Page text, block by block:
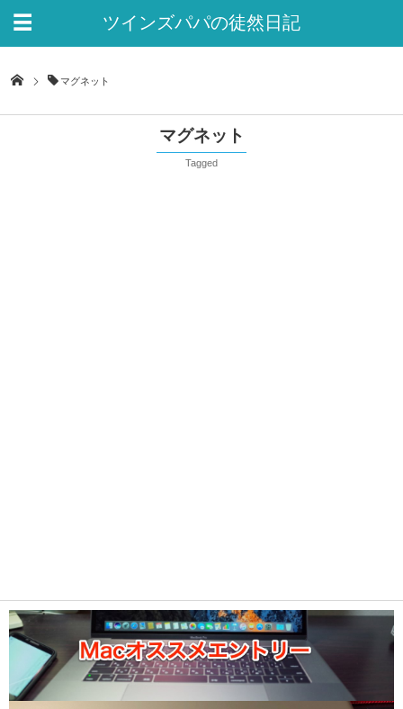
ツインズパパの徒然日記
マグネット
マグネット
Tagged